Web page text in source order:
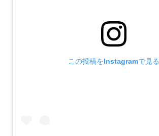
この投稿をInstagramで見る